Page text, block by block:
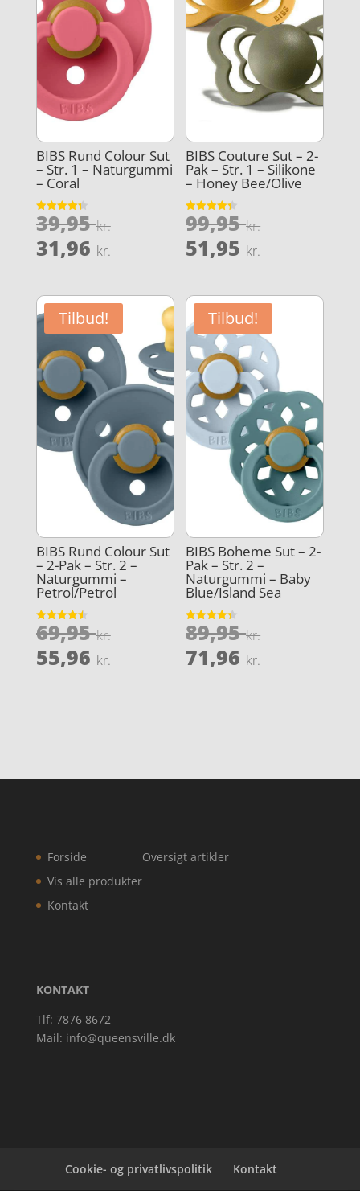
BIBS Rund Colour Sut
– Str. 1 – Naturgummi
– Coral
Vurderet
4.3
39,95kr.Den
oprindelige
pris
39,95 kr..
31,96 kr.
pris
er:
31,96 kr..
BIBS Couture Sut – 2-
Pak – Str. 1 – Silikone
– Honey Bee/Olive
Vurderet
4.3
99,95kr.Den
99,95 kr..
51,95 kr.
pris
er:
51,95 kr..
Tilbud!
BIBS Rund Colour Sut
– 2-Pak – Str. 2 –
Naturgummi –
Petrol/Petrol
Vurderet
4.5
69,95kr.Den
oprindelige
pris
55,96 kr.
Tilbud!
BIBS Boheme Sut – 2-
Pak – Str. 2 –
Naturgummi – Baby
Blue/Island Sea
Vurderet
4.3
89,95kr.Den
71,96 kr.
Forside
Vis alle produkter
Kontakt
Oversigt artikler
KONTAKT
Tlf: 7876 8672
Mail: info@queensville.dk
Cookie- og privatlivspolitik Kontakt